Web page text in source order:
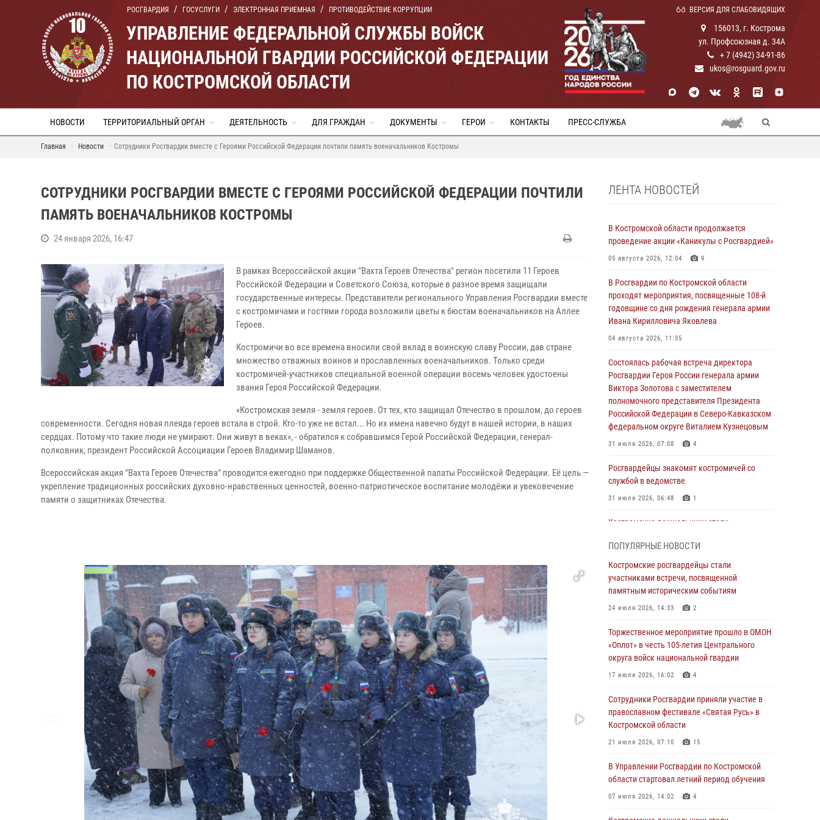
РОСГВАРДИЯ ГОСУСЛУГИ ЭЛЕКТРОННАЯ ПРИЕМНАЯ ПРОТИВОДЕЙСТВИЕ КОРРУПЦИИ ВЕРСИЯ ДЛЯ СЛАБОВИДЯЩИХ
УПРАВЛЕНИЕ ФЕДЕРАЛЬНОЙ СЛУЖБЫ ВОЙСК
НАЦИОНАЛЬНОЙ ГВАРДИИ РОССИЙСКОЙ ФЕДЕРАЦИИ
ПО КОСТРОМСКОЙ ОБЛАСТИ
156013, г. Кострома
ул. Профсоюзная д. 34А
+ 7 (4942) 34-91-86
ukos@rosguard.gov.ru
НОВОСТИ ТЕРРИТОРИАЛЬНЫЙ ОРГАН ДЕЯТЕЛЬНОСТЬ ДЛЯ ГРАЖДАН ДОКУМЕНТЫ ГЕРОИ КОНТАКТЫ ПРЕСС-СЛУЖБА
Главная Новости Сотрудники Росгвардии вместе с Героями Российской Федерации почтили память военачальников Костромы
СОТРУДНИКИ РОСГВАРДИИ ВМЕСТЕ С ГЕРОЯМИ РОССИЙСКОЙ ФЕДЕРАЦИИ ПОЧТИЛИ
ПАМЯТЬ ВОЕНАЧАЛЬНИКОВ КОСТРОМЫ
24 января 2026, 16:47
В рамках Всероссийской акции "Вахта Героев Отечества" регион посетили 11 Героев
Российской Федерации и Советского Союза, которые в разное время защищали
государственные интересы. Представители регионального Управления Росгвардии вместе
с костромичами и гостями города возложили цветы к бюстам военачальников на Аллее
Героев.
Костромичи во все времена вносили свой вклад в воинскую славу России, дав стране
множество отважных воинов и прославленных военачальников. Только среди
костромичей-участников специальной военной операции восемь человек удостоены
звания Героя Российской Федерации.
«Костромская земля - земля героев. От тех, кто защищал Отечество в прошлом, до героев
современности. Сегодня новая плеяда героев встала в строй. Кто-то уже не встал... Но их имена навечно будут в нашей истории, в наших
сердцах. Потому что такие люди не умирают. Они живут в веках», - обратился к собравшимся Герой Российской Федерации, генерал-
полковник, президент Российской Ассоциации Героев Владимир Шаманов.
Всероссийская акция "Вахта Героев Отечества" проводится ежегодно при поддержке Общественной палаты Российской Федерации. Её цель —
укрепление традиционных российских духовно-нравственных ценностей, военно-патриотическое воспитание молодёжи и увековечение
памяти о защитниках Отечества.
ЛЕНТА НОВОСТЕЙ
В Костромской области продолжается
проведение акции «Каникулы с Росгвардией»
05 августа 2026, 12:04 9
В Росгвардии по Костромской области
проходят мероприятия, посвященные 108-й
годовщине со дня рождения генерала армии
Ивана Кирилловича Яковлева
04 августа 2026, 11:35
Состоялась рабочая встреча директора
Росгвардии Героя России генерала армии
Виктора Золотова с заместителем
полномочного представителя Президента
Российской Федерации в Северо-Кавказском
федеральном округе Виталием Кузнецовым
31 июля 2026, 07:08 4
Росгвардейцы знакомят костромичей со
службой в ведомстве
31 июля 2026, 06:48 1
Костромские дошкольники стали
организованных военнослужащими и
сотрудниками Управления Росгвардии
30 июля 2026, 10:39 9
Костромичи активно используют портал
получения услуг по линии Росгвардии
29 июля 2026, 06:26 1
Cотрудники Росгвардии и их семьи приняли
Владимира в Костроме
28 июля 2026, 06:14 2
Более пятидесяти поступивших сигналов
прошедшую неделю
27 июля 2026, 09:53
опыт войск правопорядка за пределами
ПОПУЛЯРНЫЕ НОВОСТИ
Костромские росгвардейцы стали
участниками встречи, посвященной
памятным историческим событиям
24 июля 2026, 14:33 2
Торжественное мероприятие прошло в ОМОН
«Оплот» в честь 105-летия Центрального
округа войск национальной гвардии
17 июля 2026, 16:02 4
Сотрудники Росгвардии приняли участие в
православном фестивале «Святая Русь» в
Костромской области
21 июля 2026, 07:10 15
В Управлении Росгвардии по Костромской
области стартовал летний период обучения
07 июля 2026, 14:02 4